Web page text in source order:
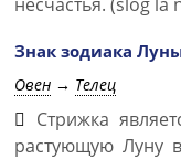
Знак зодиака
Овен → Телец
Стрижка
растующую Луну